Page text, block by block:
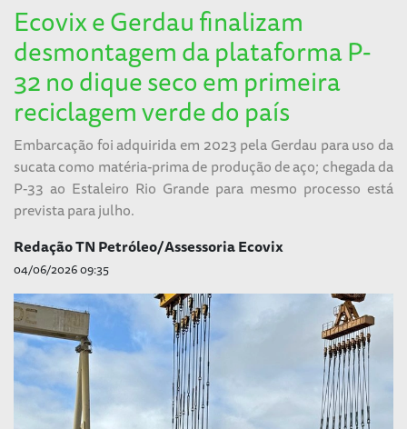
Ecovix e Gerdau finalizam
desmontagem da plataforma P-
32 no dique seco em primeira
reciclagem verde do país
Embarcação foi adquirida em 2023 pela Gerdau para uso da
sucata como matéria-prima de produção de aço; chegada da
P-33 ao Estaleiro Rio Grande para mesmo processo está
prevista para julho.
Redação TN Petróleo/Assessoria Ecovix
04/06/2026 09:35